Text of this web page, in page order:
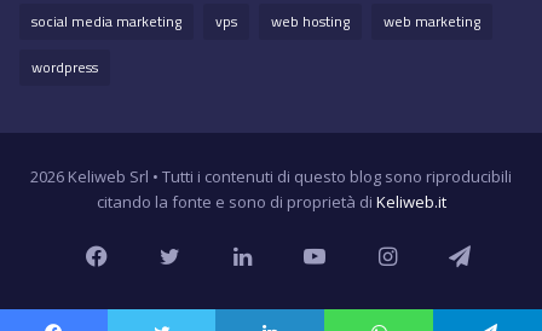
social media marketing
vps web hosting
web marketing
wordpress
2026 Keliweb Srl • Tutti i contenuti di questo blog sono riproducibili
citando la fonte e sono di proprietà di Keliweb.it
FacebookTwitterLinkedInYouTubeInstagram